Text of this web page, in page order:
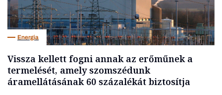
Energia
Vissza kellett fogni annak az erőműnek a
termelését, amely szomszédunk
áramellátásának 60 százalékát biztosítja